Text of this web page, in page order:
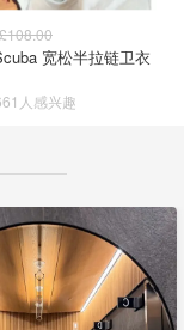
£108.00
宽松半拉链卫衣
人感兴趣